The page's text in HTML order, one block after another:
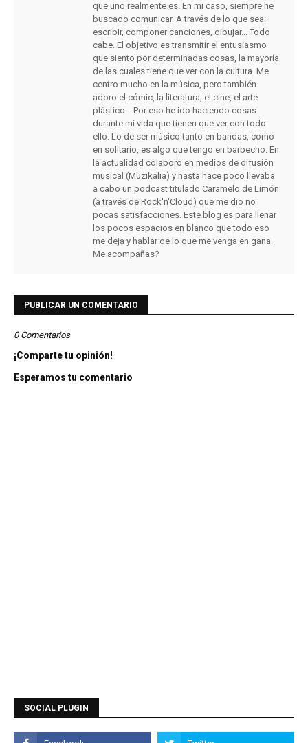
que uno realmente es. En mi caso, siempre he
buscado comunicar. A través de lo que sea:
escribir, componer canciones, dibujar... Todo
cabe. El objetivo es transmitir el entusiasmo
que siento por determinadas cosas, la mayoría
de las cuales tiene que ver con la cultura. Me
centro mucho en la música, pero también
adoro el cómic, la literatura, el cine, el arte
plástico... Por eso he ido haciendo cosas
durante mi vida que tienen que ver con todo
ello. Lo de ser músico tanto en bandas, como
en solitario, es algo que tengo en barbecho. En
la actualidad colaboro en medios de difusión
musical (Muzikalia) y hasta hace poco llevaba
a cabo un podcast titulado Caramelo de Limón
(a través de Rock'n'Cloud) que me dio no
pocas satisfacciones. Este blog es para llenar
los pocos espacios en blanco que todo eso
me deja y hablar de lo que me venga en gana.
Me acompañas?
PUBLICAR UN COMENTARIO
0 Comentarios
¡Comparte tu opinión!
Esperamos tu comentario
SOCIAL PLUGIN